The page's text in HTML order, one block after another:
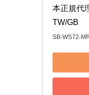
本正規代
TW/GB
SB-WS72-